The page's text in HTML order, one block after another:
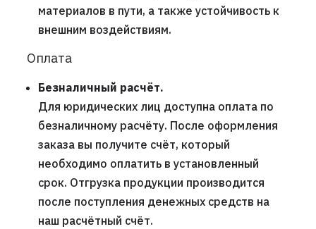
материалов в пути, а также устойчивость к
внешним воздействиям.
Оплата
Безналичный расчёт.
Для юридических лиц доступна оплата по
безналичному расчёту. После оформления
заказа вы получите счёт, который
необходимо оплатить в установленный
срок. Отгрузка продукции производится
после поступления денежных средств на
наш расчётный счёт.